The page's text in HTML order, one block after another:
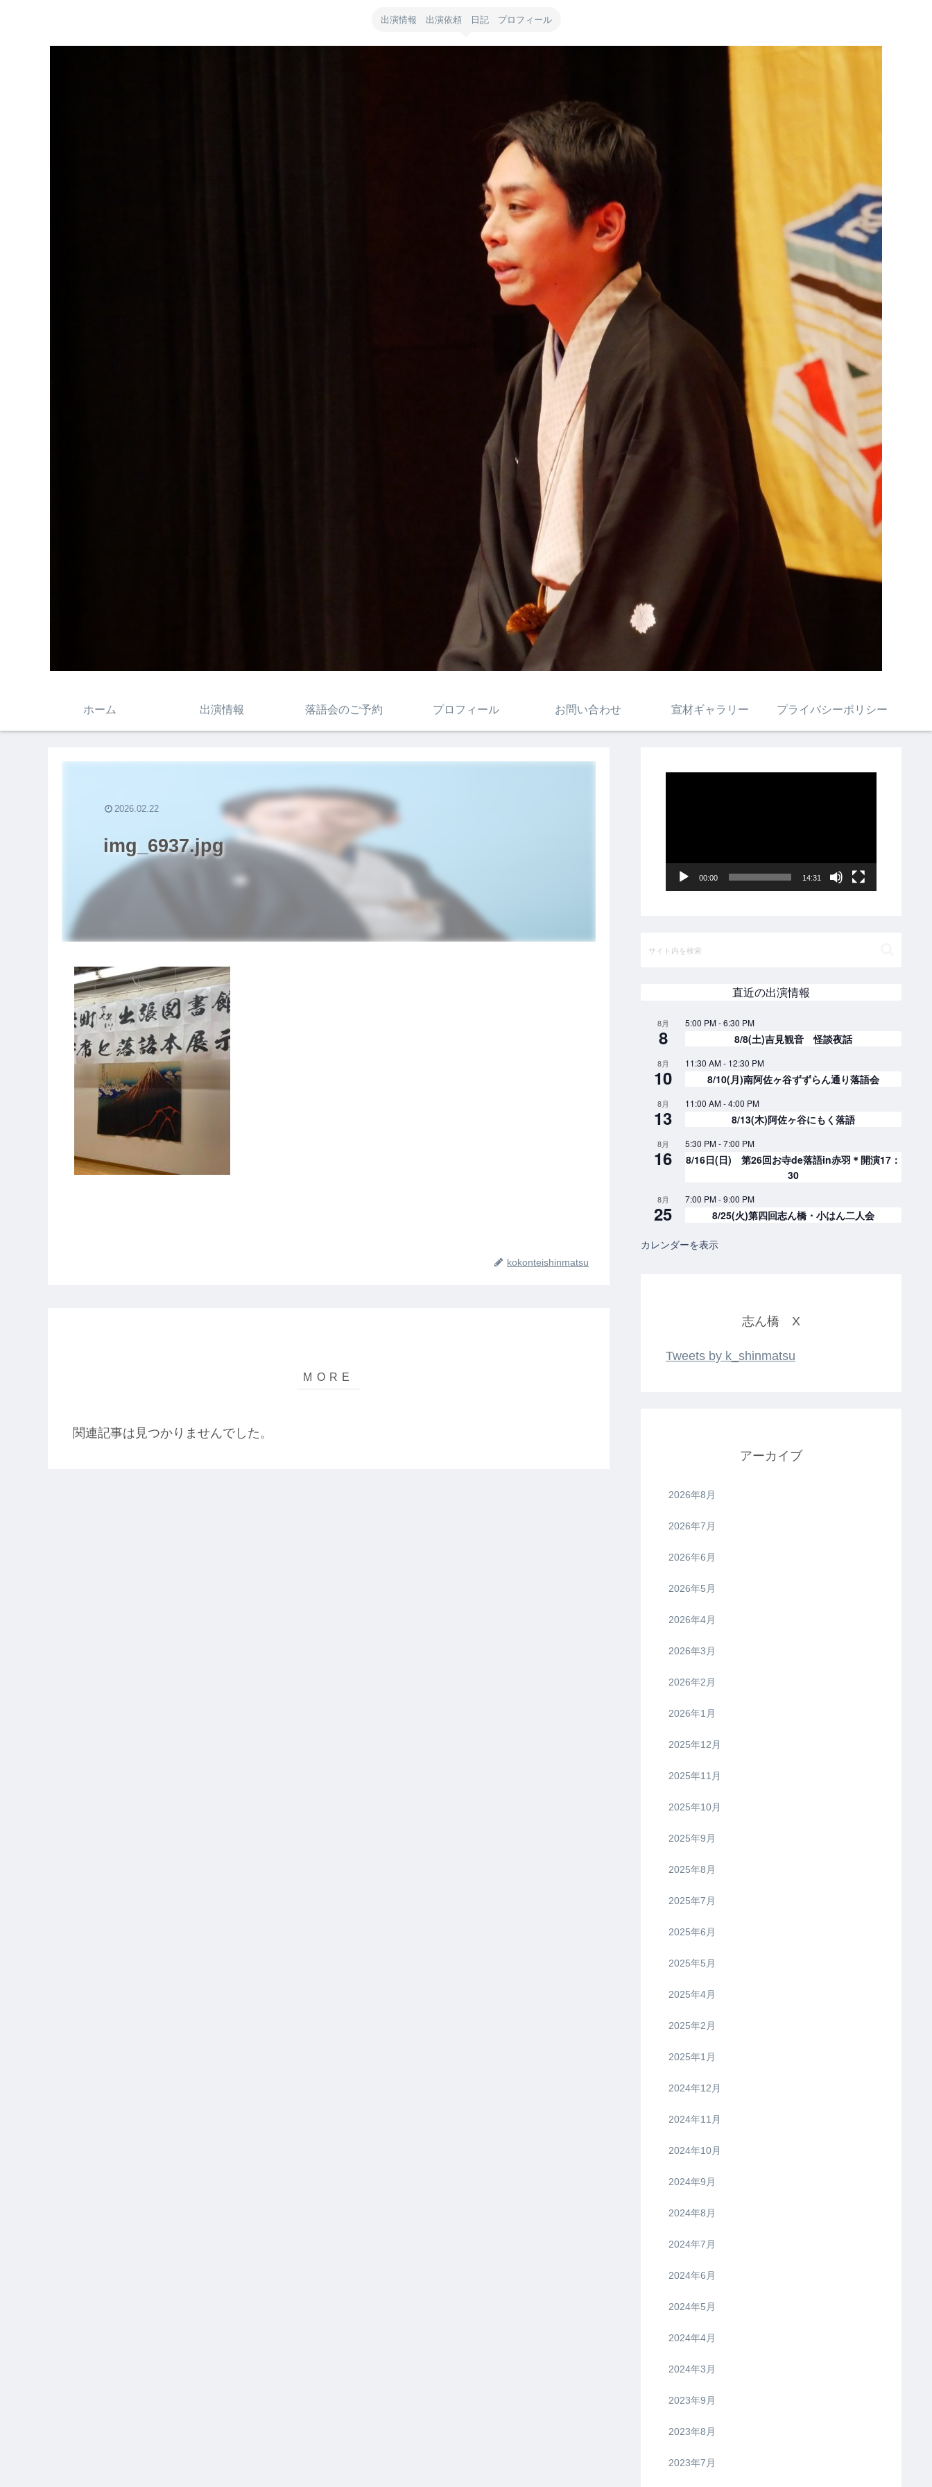
出演情報 出演依頼 日記 プロフィール
ホーム 出演情報 落語会のご予約 プロフィール お問い合わせ 宣材ギャラリー プライバシーポリシー
img_6937.jpg
2026.02.22
kokonteishinmatsu
関連記事は見つかりませんでした。
ヤ
00:00 14:31
直近の出演情報
8月
8
5:00 PM-6:30 PM
8/8(土)吉見観音 怪談夜話
8月
10
11:30 AM- 12:30 PM
8/10(月)南阿佐ヶ谷ずずらん通り落語会
8月
13
11:00 AM-4:00 PM
8/13(木)阿佐ヶ谷にもく落語
8月
16
5:30 PM-7:00 PM
8/16日(日) 第26回お寺de落語in赤羽＊開演17：
30
8月
25
7:00 PM-9:00 PM
8/25(火)第四回志ん橋・小はん二人会
カレンダーを表示
志ん橋 X
Tweets by k_shinmatsu
アーカイブ
2026年8月
2026年7月
2026年6月
2026年5月
2026年4月
2026年3月
2026年2月
2026年1月
2025年12月
2025年11月
2025年10月
2025年9月
2025年8月
2025年7月
2025年6月
2025年5月
2025年4月
2025年2月
2025年1月
2024年12月
2024年11月
2024年10月
2024年9月
2024年8月
2024年7月
2024年6月
2024年5月
2024年4月
2024年3月
2023年9月
2023年8月
2023年7月